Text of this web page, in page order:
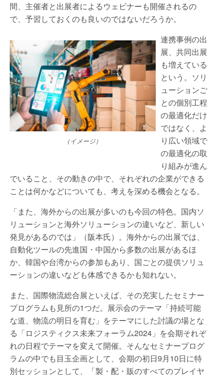
間、主催者と出展者によるウェビナーも開催されるの
で、予習しておくのも良いのではないだろうか。
（イメージ）
連携事例の出
展、共同出展
も増えている
という。ソリ
ューションご
との個別工程
の最適化だけ
ではなく、よ
り広い領域で
の最適化の取
り組みが進ん
でいること、その動きの中で、それぞれの企業ができる
ことは何かなどについても、考えを深める機会となる。
「また、海外からの出展が多いのも今回の特色。国内ソ
リューションと海外ソリューションの違いなど、新しい
発見があるのでは」（阪本氏）。海外からの出展では、
自動化ツールの先進国・中国から多数の出展があるほ
か、韓国や台湾からの参加もあり、国ごとの提供ソリュ
ーションの違いなども体感できるかも知れない。
また、国際物流総合展といえば、その充実したセミナー
プログラムも見所の1つだ。展示会のテーマ「持続可能
な道、物流の明日を育む」をテーマにした討議の場とな
る「ロジスティクス未来フォーラム2024」を会期それぞ
れの日程でテーマを変えて開催。そんなセミナープログ
ラムの中でも目玉企画として、会期の初日9月10日に特
別セッションとして、「製・配・販のすべてのプレイヤ